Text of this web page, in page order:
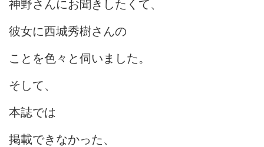
神野さんにお聞きしたくて、
彼女に西城秀樹さんの
ことを色々と伺いました。
そして、
本誌では
掲載できなかった、